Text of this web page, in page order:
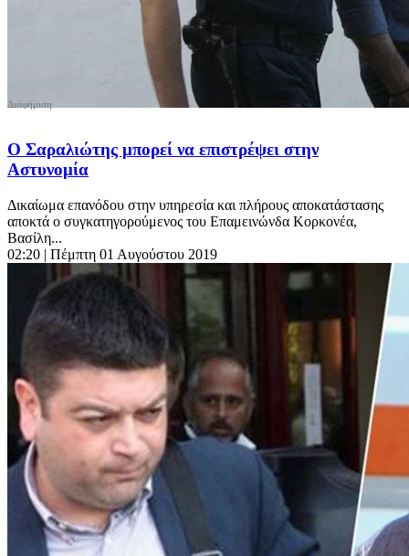
Ο Σαραλιώτης μπορεί να επιστρέψει στην
Αστυνομία
Δικαίωμα επανόδου στην υπηρεσία και πλήρους αποκατάστασης
αποκτά ο συγκατηγορούμενος του Επαμεινώνδα Κορκονέα,
Βασίλη...
02:20 | Πέμπτη 01 Αυγούστου 2019